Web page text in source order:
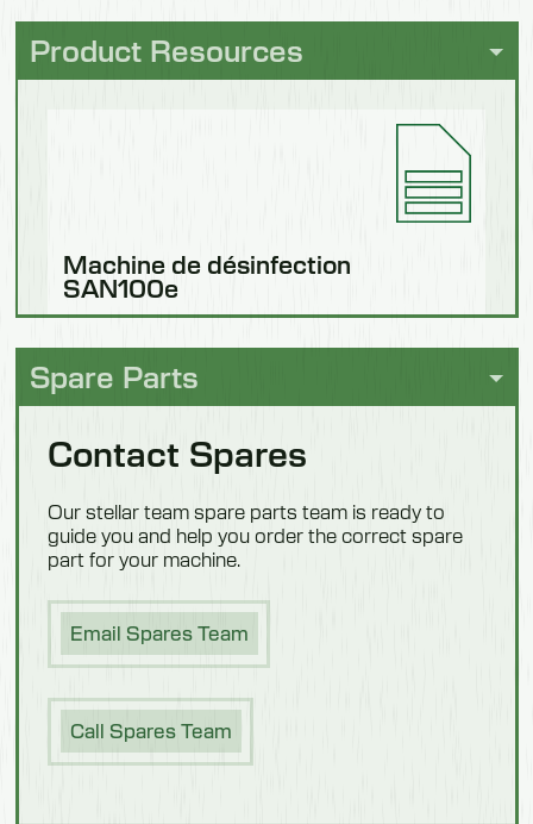
pour
animaux
viande
Product Resources
Machine de désinfection
SAN100e
Download
Spare Parts
Contact Spares
Our stellar team spare parts team is ready to
guide you and help you order the correct spare
part for your machine.
Email Spares Team
Call Spares Team